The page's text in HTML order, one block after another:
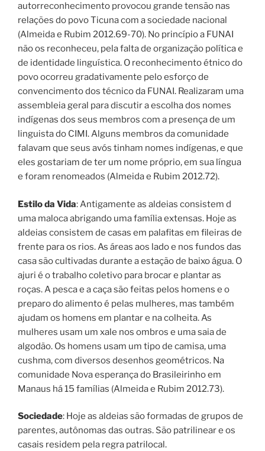
autorreconhecimento provocou grande tensão nas
relações do povo Ticuna com a sociedade nacional
(Almeida e Rubim 2012.69-70). No princípio a FUNAI
não os reconheceu, pela falta de organização política e
de identidade linguística. O reconhecimento étnico do
povo ocorreu gradativamente pelo esforço de
convencimento dos técnico da FUNAI. Realizaram uma
assembleia geral para discutir a escolha dos nomes
indígenas dos seus membros com a presença de um
linguista do CIMI. Alguns membros da comunidade
falavam que seus avós tinham nomes indígenas, e que
eles gostariam de ter um nome próprio, em sua língua
e foram renomeados (Almeida e Rubim 2012.72).
Estilo da Vida: Antigamente as aldeias consistem d
uma maloca abrigando uma família extensas. Hoje as
aldeias consistem de casas em palafitas em fileiras de
frente para os rios. As áreas aos lado e nos fundos das
casa são cultivadas durante a estação de baixo água. O
ajuri é o trabalho coletivo para brocar e plantar as
roças. A pesca e a caça são feitas pelos homens e o
preparo do alimento é pelas mulheres, mas também
ajudam os homens em plantar e na colheita. As
mulheres usam um xale nos ombros e uma saia de
algodão. Os homens usam um tipo de camisa, uma
cushma, com diversos desenhos geométricos. Na
comunidade Nova esperança do Brasileirinho em
Manaus há 15 famílias (Almeida e Rubim 2012.73).
Sociedade: Hoje as aldeias são formadas de grupos de
parentes, autônomas das outras. São patrilinear e os
casais residem pela regra patrilocal.